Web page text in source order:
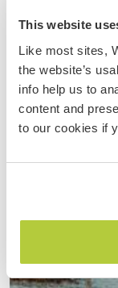
This website
Like most sites,
the website’s
info help us to
content and
to our cookies if
Alozaina, Spain